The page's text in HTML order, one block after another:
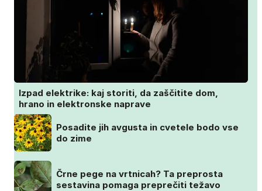
Izpad elektrike: kaj storiti, da zaščitite dom,
hrano in elektronske naprave
Posadite jih avgusta in cvetele bodo vse
do zime
Črne pege na vrtnicah? Ta preprosta
sestavina pomaga preprečiti težavo